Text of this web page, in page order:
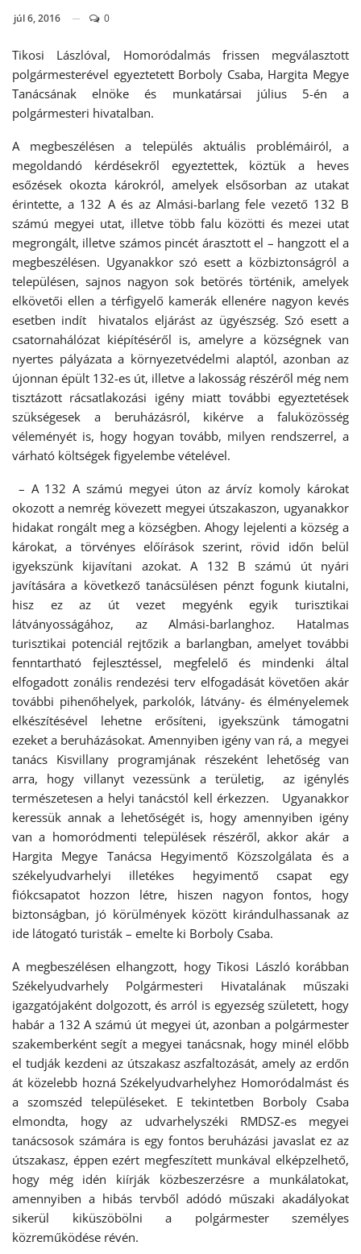
júl 6, 2016 0
Tikosi Lászlóval, Homoródalmás frissen megválasztott
polgármesterével egyeztetett Borboly Csaba, Hargita Megye
Tanácsának elnöke és munkatársai július 5-én a
polgármesteri hivatalban.
A megbeszélésen a település aktuális problémáiról, a
megoldandó kérdésekről egyeztettek, köztük a heves
esőzések okozta károkról, amelyek elsősorban az utakat
érintette, a 132 A és az Almási-barlang fele vezető 132 B
számú megyei utat, illetve több falu közötti és mezei utat
megrongált, illetve számos pincét árasztott el – hangzott el a
megbeszélésen. Ugyanakkor szó esett a közbiztonságról a
településen, sajnos nagyon sok betörés történik, amelyek
elkövetői ellen a térfigyelő kamerák ellenére nagyon kevés
esetben indít hivatalos eljárást az ügyészség. Szó esett a
csatornahálózat kiépítéséről is, amelyre a községnek van
nyertes pályázata a környezetvédelmi alaptól, azonban az
újonnan épült 132-es út, illetve a lakosság részéről még nem
tisztázott rácsatlakozási igény miatt további egyeztetések
szükségesek a beruházásról, kikérve a faluközösség
véleményét is, hogy hogyan tovább, milyen rendszerrel, a
várható költségek figyelembe vételével.
– A 132 A számú megyei úton az árvíz komoly károkat
okozott a nemrég kövezett megyei útszakaszon, ugyanakkor
hidakat rongált meg a községben. Ahogy lejelenti a község a
károkat, a törvényes előírások szerint, rövid időn belül
igyekszünk kijavítani azokat. A 132 B számú út nyári
javítására a következő tanácsülésen pénzt fogunk kiutalni,
hisz ez az út vezet megyénk egyik turisztikai
látványosságához, az Almási-barlanghoz. Hatalmas
turisztikai potenciál rejtőzik a barlangban, amelyet további
fenntartható fejlesztéssel, megfelelő és mindenki által
elfogadott zonális rendezési terv elfogadását követően akár
további pihenőhelyek, parkolók, látvány- és élményelemek
elkészítésével lehetne erősíteni, igyekszünk támogatni
ezeket a beruházásokat. Amennyiben igény van rá, a megyei
tanács Kisvillany programjának részeként lehetőség van
arra, hogy villanyt vezessünk a területig, az igénylés
természetesen a helyi tanácstól kell érkezzen. Ugyanakkor
keressük annak a lehetőségét is, hogy amennyiben igény
van a homoródmenti települések részéről, akkor akár a
Hargita Megye Tanácsa Hegyimentő Közszolgálata és a
székelyudvarhelyi illetékes hegyimentő csapat egy
fiókcsapatot hozzon létre, hiszen nagyon fontos, hogy
biztonságban, jó körülmények között kirándulhassanak az
ide látogató turisták – emelte ki Borboly Csaba.
A megbeszélésen elhangzott, hogy Tikosi László korábban
Székelyudvarhely Polgármesteri Hivatalának műszaki
igazgatójaként dolgozott, és arról is egyezség született, hogy
habár a 132 A számú út megyei út, azonban a polgármester
szakemberként segít a megyei tanácsnak, hogy minél előbb
el tudják kezdeni az útszakasz aszfaltozását, amely az erdőn
át közelebb hozná Székelyudvarhelyhez Homoródalmást és
a szomszéd településeket. E tekintetben Borboly Csaba
elmondta, hogy az udvarhelyszéki RMDSZ-es megyei
tanácsosok számára is egy fontos beruházási javaslat ez az
útszakasz, éppen ezért megfeszített munkával elképzelhető,
hogy még idén kiírják közbeszerzésre a munkálatokat,
amennyiben a hibás tervből adódó műszaki akadályokat
sikerül kiküszöbölni a polgármester személyes
közreműködése révén.